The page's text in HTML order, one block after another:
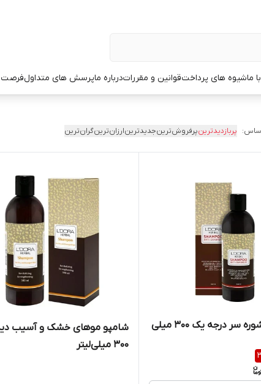
ماشیوه های پرداختقوانین و مقرراتدرباره ماپرسش های متداول
پربازدیدترینپرفروش‌ترینجدیدترینارزان‌ترینگران‌ترین
شامپوضدشوره سر درجه یک 300 میلی
شامپو موهای خشک و آسیب
300 میلی‌لیتر